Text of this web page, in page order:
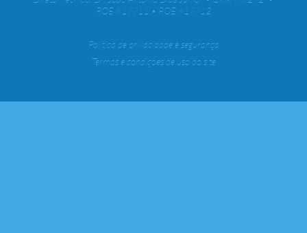
RQE 617711 • RQE 617712
Política de privacidade e segurança
Termos e condições de uso do site